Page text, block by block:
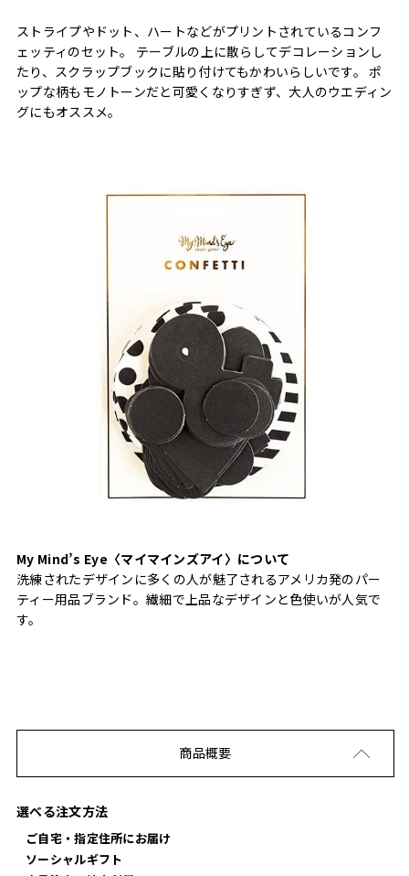
ストライプやドット、ハートなどがプリントされているコンフ
ェッティのセット。 テーブルの上に散らしてデコレーションし
たり、スクラップブックに貼り付けてもかわいらしいです。 ポ
ップな柄もモノトーンだと可愛くなりすぎず、大人のウエディン
グにもオススメ。
My Mind’s Eye〈マイマインズアイ〉について
洗練されたデザインに多くの人が魅了されるアメリカ発のパー
ティー用品ブランド。繊細で上品なデザインと色使いが人気で
す。
商品概要
選べる注文方法
ご自宅・指定住所にお届け
ソーシャルギフト